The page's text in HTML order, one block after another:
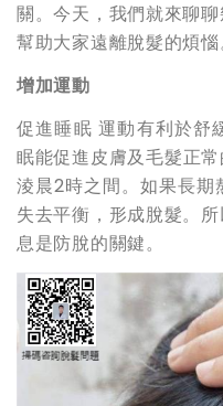
關。今天，我們就來聊
幫助大家遠離脫髮的煩惱
增加運動
促進睡眠 運動有利於舒
眠能促進皮膚及毛髮正
淩晨2時之間。如果長期
失去平衡，形成脫髮。
息是防脫的關鍵。